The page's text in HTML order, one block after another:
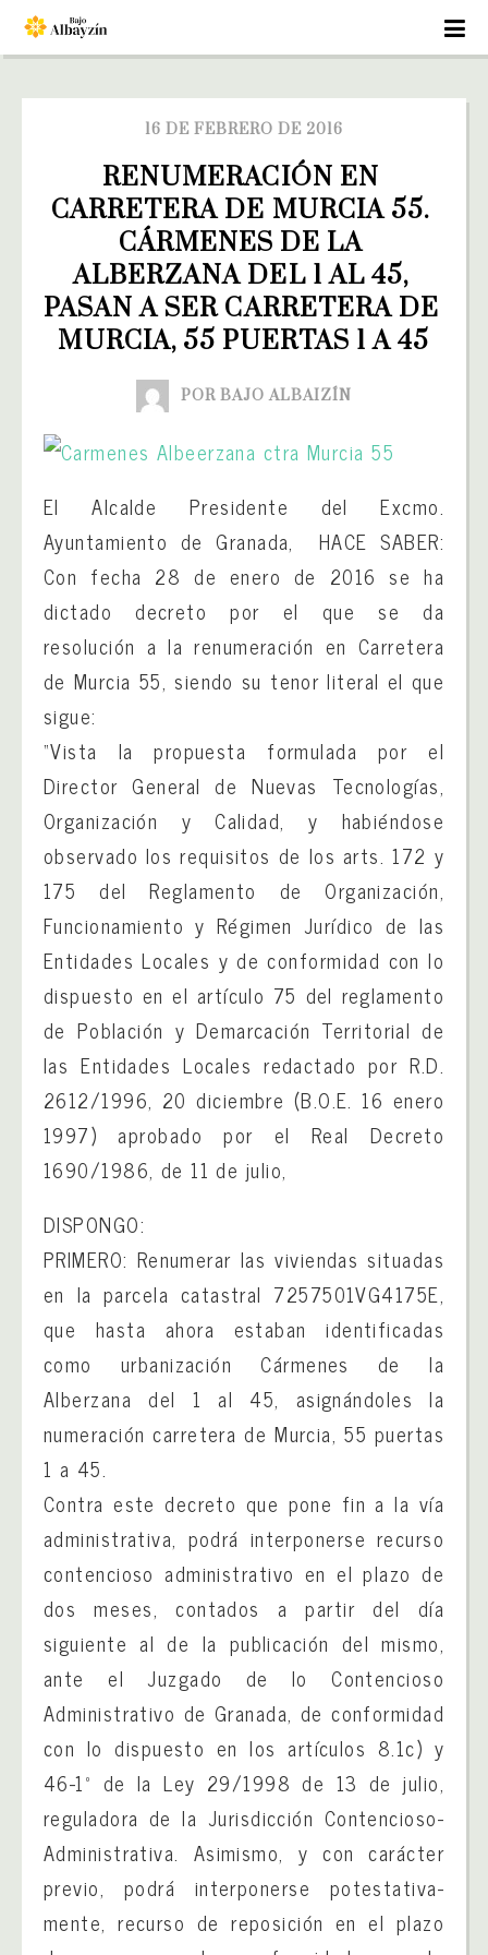
16 DE FEBRERO DE 2016
RENUMERACIÓN EN
CARRETERA DE MURCIA 55.
CÁRMENES DE LA
ALBERZANA DEL 1 AL 45,
PASAN A SER CARRETERA DE
MURCIA, 55 PUERTAS 1 A 45
POR BAJO ALBAIZÍN
El Alcalde Presidente del Excmo.
Ayuntamiento de Granada, HACE SABER:
Con fecha 28 de enero de 2016 se ha
dictado decreto por el que se da
resolución a la renumeración en Carretera
de Murcia 55, siendo su tenor literal el que
sigue:
“Vista la propuesta formulada por el
Director General de Nuevas Tecnologías,
Organización y Calidad, y habiéndose
observado los requisitos de los arts. 172 y
175 del Reglamento de Organización,
Funcionamiento y Régimen Jurídico de las
Entidades Locales y de conformidad con lo
dispuesto en el artículo 75 del reglamento
de Población y Demarcación Territorial de
las Entidades Locales redactado por R.D.
2612/1996, 20 diciembre (B.O.E. 16 enero
1997) aprobado por el Real Decreto
1690/1986, de 11 de julio,
DISPONGO:
PRIMERO: Renumerar las viviendas situadas
en la parcela catastral 7257501VG4175E,
que hasta ahora estaban identificadas
como urbanización Cármenes de la
Alberzana del 1 al 45, asignándoles la
numeración carretera de Murcia, 55 puertas
1 a 45.
Contra este decreto que pone fin a la vía
administrativa, podrá interponerse recurso
contencioso administrativo en el plazo de
dos meses, contados a partir del día
siguiente al de la publicación del mismo,
ante el Juzgado de lo Contencioso
Administrativo de Granada, de conformidad
con lo dispuesto en los artículos 8.1c) y
46-1º de la Ley 29/1998 de 13 de julio,
reguladora de la Jurisdicción Contencioso-
Administrativa. Asimismo, y con carácter
previo, podrá interponerse potestativa-
mente, recurso de reposición en el plazo